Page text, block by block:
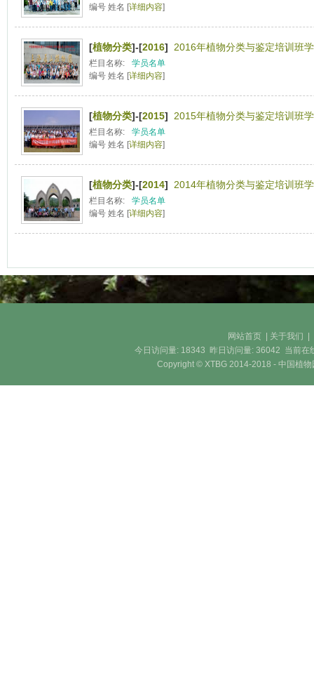
编号 姓名 [详细内容]
[植物分类]-[2016] 2016年植物分类与鉴定培训班学
栏目名称:
学员名单
编号 姓名 [详细内容]
[植物分类]-[2015] 2015年植物分类与鉴定培训班学
栏目名称:
学员名单
编号 姓名 [详细内容]
[植物分类]-[2014] 2014年植物分类与鉴定培训班学
栏目名称:
学员名单
编号 姓名 [详细内容]
网站首页 关于我们
今日访问量: 18343 昨日访问量:36042 当前在
Copyright © XTBG 2014-2018 - 中国